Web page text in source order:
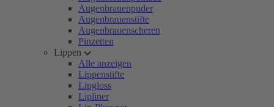
Augenbrauenpuder
Augenbrauenstifte
Augenbrauenscheren
Pinzetten
Lippen
Alle anzeigen
Lippenstifte
Lipgloss
Lipliner